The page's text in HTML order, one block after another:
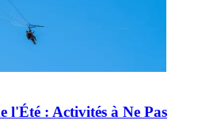
l'Été : Activités à Ne Pas